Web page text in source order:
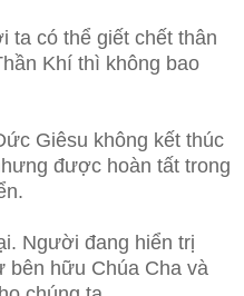
ta có thể giết chết thân
Khí thì không bao
Giêsu không kết thúc
được hoàn tất trong
Người đang hiển trị
hữu Chúa Cha và